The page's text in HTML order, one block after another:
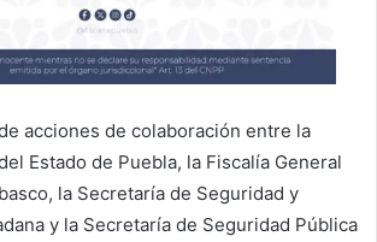
acciones de colaboración entre la
Estado de Puebla, la Fiscalía General
la Secretaría de Seguridad y
y la Secretaría de Seguridad Pública